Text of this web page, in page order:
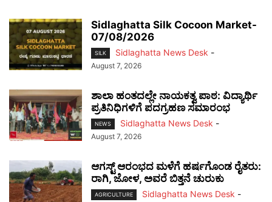
Sidlaghatta Silk Cocoon Market-
07/08/2026
SILK Sidlaghatta News Desk -
August 7, 2026
ಶಾಲಾ ಹಂತದಲ್ಲೇ ನಾಯಕತ್ವ ಪಾಠ: ವಿದ್ಯಾರ್ಥಿ
ಪ್ರತಿನಿಧಿಗಳಿಗೆ ಪದಗ್ರಹಣ ಸಮಾರಂಭ
NEWS Sidlaghatta News Desk -
August 7, 2026
ಆಗಸ್ಟ್ ಆರಂಭದ ಮಳೆಗೆ ಹರ್ಷಗೊಂಡ ರೈತರು:
ರಾಗಿ, ಜೋಳ, ಅವರೆ ಬಿತ್ತನೆ ಚುರುಕು
AGRICULTURE Sidlaghatta News Desk -